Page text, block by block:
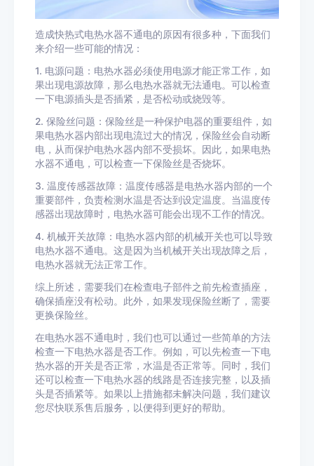
造成快热式电热水器不通电的原因有很多种，下面我们
来介绍一些可能的情况：
1. 电源问题：电热水器必须使用电源才能正常工作，如
果出现电源故障，那么电热水器就无法通电。可以检查
一下电源插头是否插紧，是否松动或烧毁等。
2. 保险丝问题：保险丝是一种保护电器的重要组件，如
果电热水器内部出现电流过大的情况，保险丝会自动断
电，从而保护电热水器内部不受损坏。因此，如果电热
水器不通电，可以检查一下保险丝是否烧坏。
3. 温度传感器故障：温度传感器是电热水器内部的一个
重要部件，负责检测水温是否达到设定温度。当温度传
感器出现故障时，电热水器可能会出现不工作的情况。
4. 机械开关故障：电热水器内部的机械开关也可以导致
电热水器不通电。这是因为当机械开关出现故障之后，
电热水器就无法正常工作。
综上所述，需要我们在检查电子部件之前先检查插座，
确保插座没有松动。此外，如果发现保险丝断了，需要
更换保险丝。
在电热水器不通电时，我们也可以通过一些简单的方法
检查一下电热水器是否工作。例如，可以先检查一下电
热水器的开关是否正常，水温是否正常等。同时，我们
还可以检查一下电热水器的线路是否连接完整，以及插
头是否插紧等。如果以上措施都未解决问题，我们建议
您尽快联系售后服务，以便得到更好的帮助。